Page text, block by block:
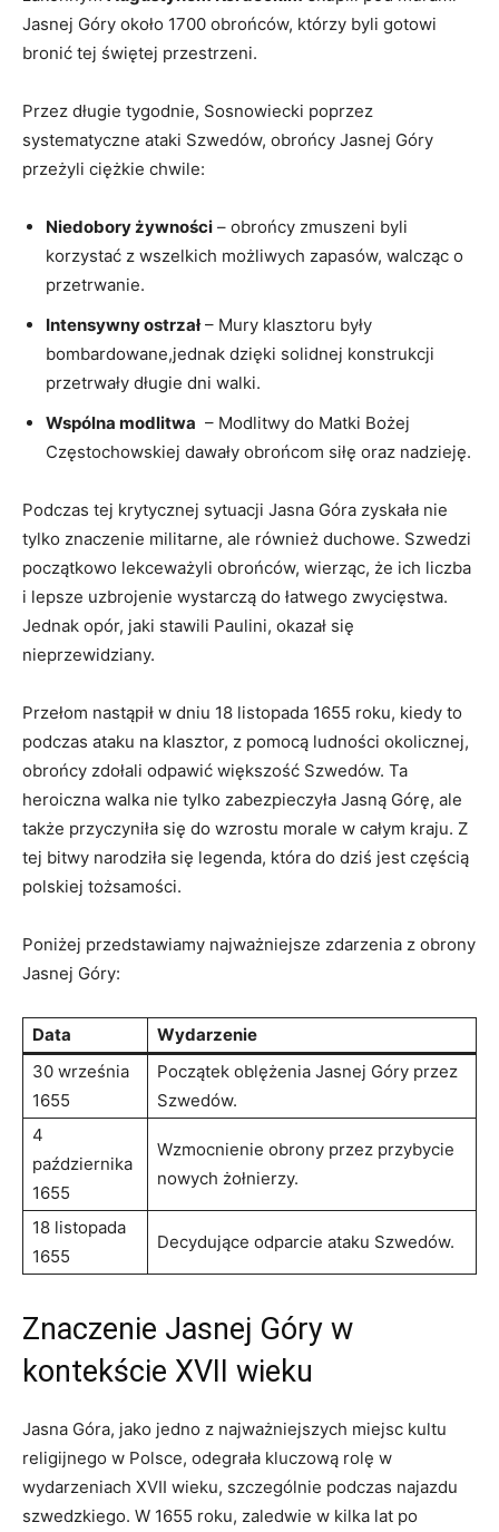
Jasnej Góry ​około 1700 obrońców, którzy byli gotowi‌
bronić tej świętej​ przestrzeni.
Przez długie tygodnie, Sosnowiecki poprzez
systematyczne ataki Szwedów, obrońcy Jasnej Góry
przeżyli ciężkie⁣ chwile:
Niedobory żywności – obrońcy zmuszeni byli
korzystać z wszelkich możliwych zapasów, walcząc o
⁣przetrwanie.
Intensywny ostrzał–⁣ Mury ⁤klasztoru‍ były
bombardowane,jednak dzięki solidnej konstrukcji
przetrwały długie‌ dni walki.
Wspólna modlitwa ⁣ – Modlitwy do Matki Bożej
Częstochowskiej dawały obrońcom siłę oraz nadzieję.
Podczas ‍tej krytycznej sytuacji Jasna Góra zyskała nie
tylko ⁢znaczenie militarne, ​ale również duchowe. Szwedzi
początkowo lekceważyli obrońców, wierząc, że ich liczba
i lepsze uzbrojenie wystarczą do łatwego zwycięstwa.
Jednak opór, jaki ⁢stawili Paulini, okazał się
nieprzewidziany.
Przełom nastąpił w dniu 18‍ listopada 1655 roku, kiedy ⁣to
podczas ataku na klasztor, z pomocą⁤ ludności okolicznej,
obrońcy zdołali odpawić ​większość Szwedów. Ta
heroiczna walka nie tylko zabezpieczyła Jasną Górę,⁣ ale
także przyczyniła się⁣ do ​wzrostu morale w całym kraju. Z​
tej bitwy narodziła się legenda, która do dziś jest częścią
polskiej tożsamości.
Poniżej przedstawiamy najważniejsze zdarzenia⁣ z ⁤obrony
Jasnej Góry:
Data
Wydarzenie
30 września
1655
Początek oblężenia Jasnej​ Góry przez
Szwedów.
4‌
października
1655
Wzmocnienie obrony przez‍ przybycie
nowych żołnierzy.
18 listopada
1655
Decydujące odparcie ataku Szwedów.
Znaczenie Jasnej Góry w
kontekście XVII wieku
Jasna Góra, jako jedno z​ najważniejszych miejsc kultu
religijnego w Polsce, odegrała kluczową rolę‌ w
wydarzeniach XVII wieku, szczególnie podczas najazdu
szwedzkiego. W 1655 roku, zaledwie w kilka lat po